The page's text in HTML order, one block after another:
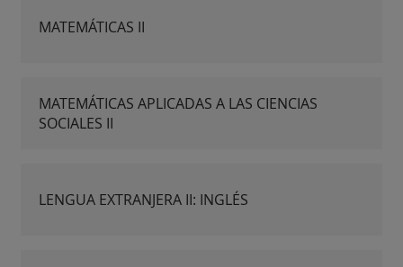
MATEMÁTICAS II
MATEMÁTICAS APLICADAS A LAS CIENCIAS
SOCIALES II
LENGUA EXTRANJERA II: INGLÉS